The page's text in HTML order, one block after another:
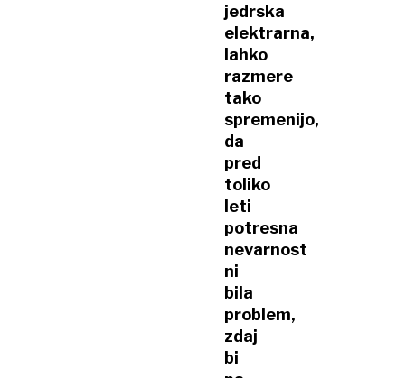
jedrska
elektrarna,
lahko
razmere
tako
spremenijo,
da
pred
toliko
leti
potresna
nevarnost
ni
bila
problem,
zdaj
bi